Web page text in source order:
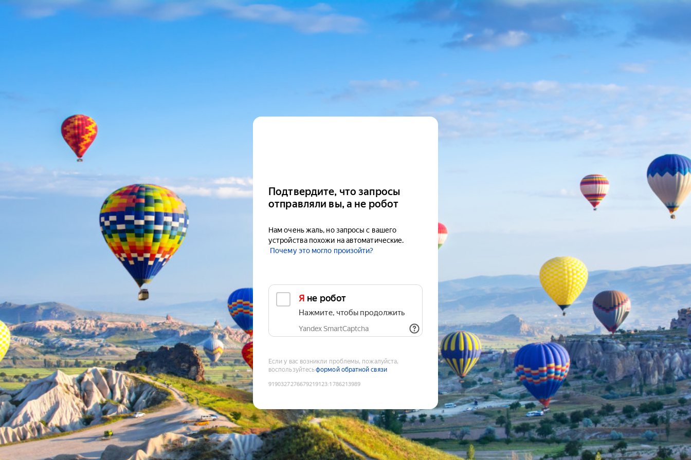
Подтвердите, что запросы
отправляли вы, а не робот
Нам очень жаль, но запросы с вашего
устройства похожи на автоматические.
Почему это могло произойти?
Я не робот
Нажмите, чтобы продолжить
Yandex SmartCaptcha
Если у вас возникли проблемы, пожалуйста,
воспользуйтесьформой обратной связи
9190327276679219123:1786213989